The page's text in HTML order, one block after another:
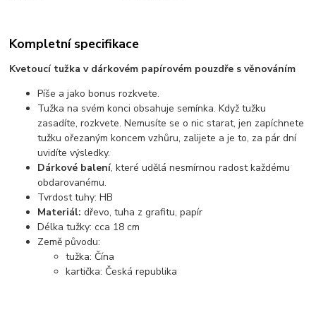
Kompletní specifikace
Kvetoucí tužka v dárkovém papírovém pouzdře s věnováním
Píše a jako bonus rozkvete.
Tužka na svém konci obsahuje semínka. Když tužku
zasadíte, rozkvete. Nemusíte se o nic starat, jen zapíchnete
tužku ořezaným koncem vzhůru, zalijete a je to, za pár dní
uvidíte výsledky.
Dárkové balení, které udělá nesmírnou radost každému
obdarovanému.
Tvrdost tuhy: HB
Materiál: dřevo, tuha z grafitu, papír
Délka tužky: cca 18 cm
Země původu:
tužka: Čína
kartička: Česká republika